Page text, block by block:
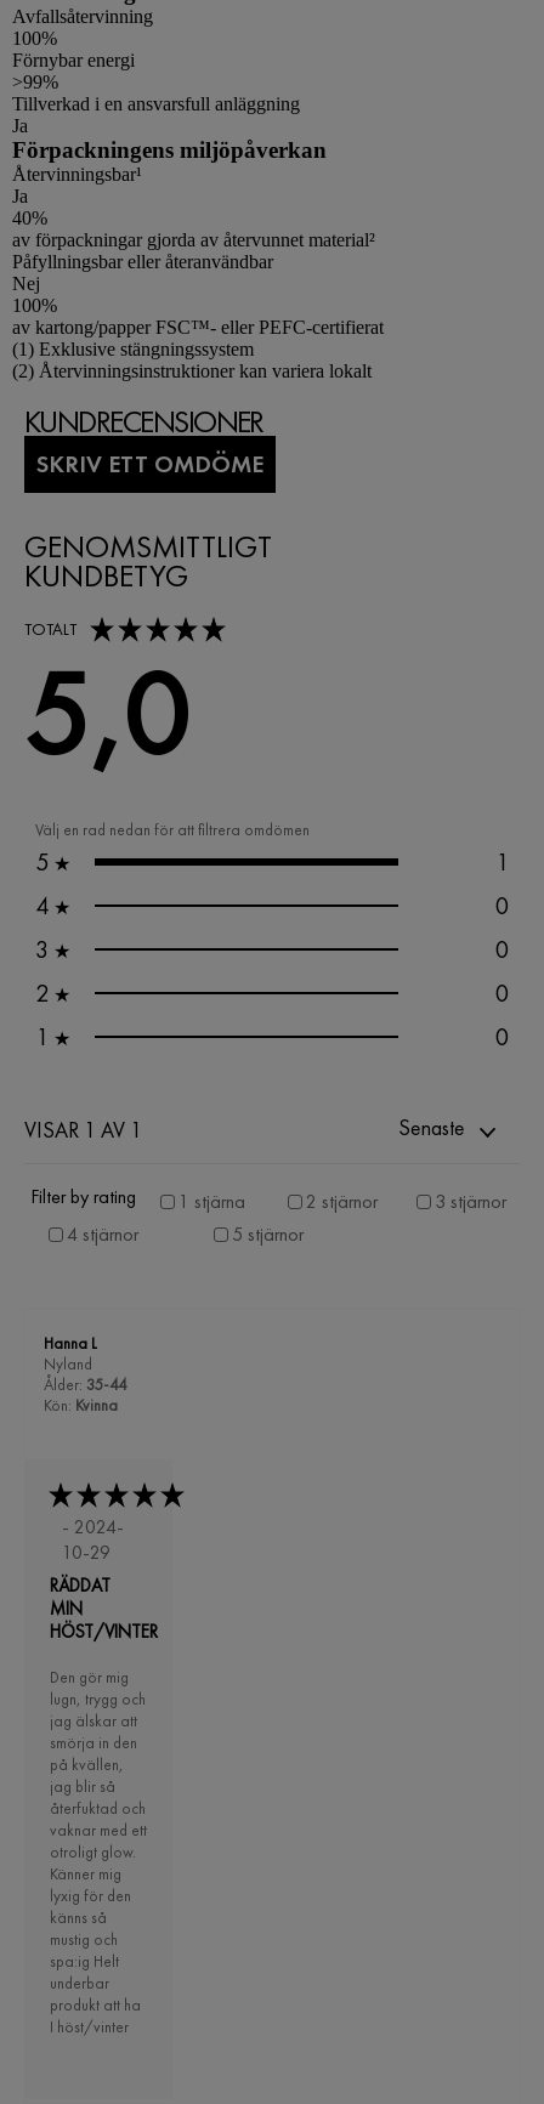
Avfallsåtervinning
100%
Förnybar energi
>99%
Tillverkad i en ansvarsfull anläggning
Ja
Förpackningens miljöpåverkan
Återvinningsbar¹
Ja
40%
av förpackningar gjorda av återvunnet material²
Påfyllningsbar eller återanvändbar
Nej
100%
av kartong/papper FSC™- eller PEFC-certifierat
Footnotes
(1) Exklusive stängningssystem
(2) Återvinningsinstruktioner kan variera lokalt
KUNDRECENSIONER
SKRIV ETT OMDÖME
Välj en rad nedan för att filtrera omdömen
5 ★
1
4 ★
0
3 ★
0
2 ★
0
1 ★ 0
GENOMSMITTLIGT
KUNDBETYG
TOTALT
5,0 out of 5 stars
5,0
VISAR 1 AV 1 Senaste
Filter by rating 1 stjärna 2 stjärnor
3 stjärnor
4 stjärnor
5 stjärnor
Hanna L
Nyland
Ålder: 35-44
Kön: Kvinna
- 2024-
10-29
RÄDDAT
MIN
HÖST/VINTER
Den gör mig
lugn, trygg och
jag älskar att
smörja in den
på kvällen,
jag blir så
återfuktad och
vaknar med ett
otroligt glow.
Känner mig
lyxig för den
känns så
mustig och
spa:ig Helt
underbar
produkt att ha
I höst/vinter